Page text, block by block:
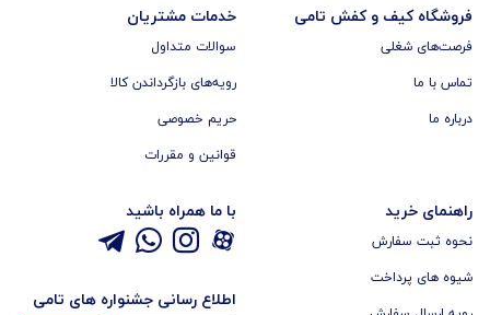
فروشگاه کیف و کفش تامی
فرصت‌های شغلی
تماس با ما
درباره ما
خدمات مشتریان
سوالات متداول
رویه‌های بازگرداندن کالا
حریم خصوصی
قوانین و مقررات
راهنمای خرید
نحوه ثبت سفارش
شیوه های پرداخت
با ما همراه باشید
اطلاع رسانی جشنواره های تامی